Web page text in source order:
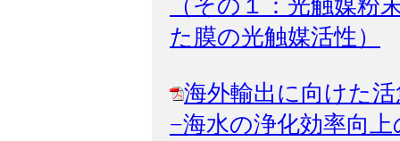
（その１：光触媒粉
た膜の光触媒活性）
海外輸出に向けた
−海水の浄化効率向